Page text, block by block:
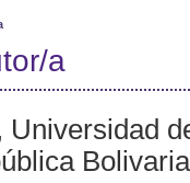
a
Universidad